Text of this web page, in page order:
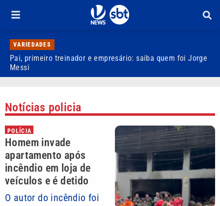
VARIEDADES
Pai, primeiro treinador e empresário: saiba quem foi Jorge
Messi
Notícias policia
POLÍCIA
Homem invade
apartamento após
incêndio em loja de
veículos e é detido
O autor do incêndio foi